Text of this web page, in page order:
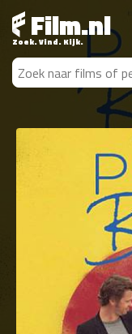
Film.nl
Zoek. Vind. Kijk.